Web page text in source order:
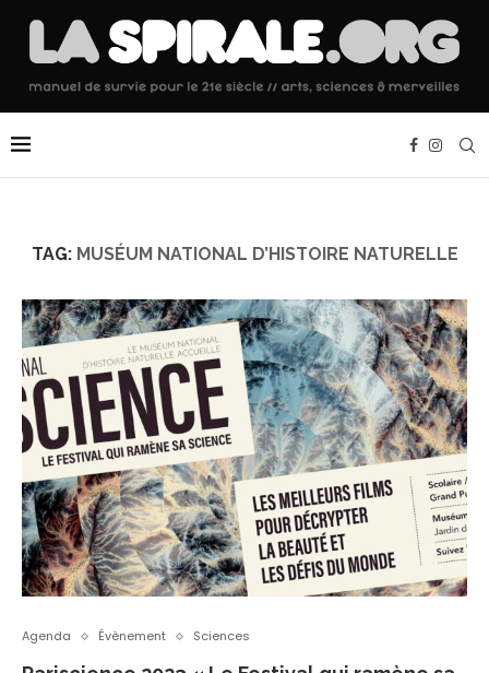
TAG: MUSÉUM NATIONAL D’HISTOIRE NATURELLE
Agenda Évènement Sciences